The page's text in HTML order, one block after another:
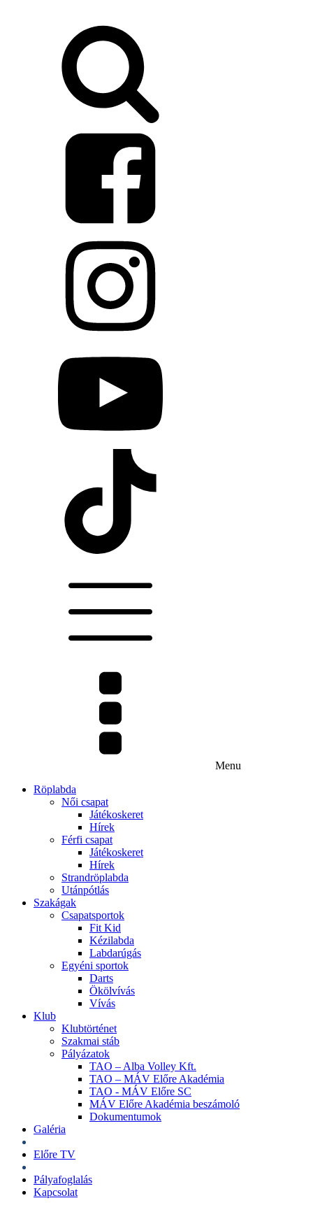
Menu
Röplabda
Női csapat
Játékoskeret
Hírek
Férfi csapat
Játékoskeret
Hírek
Strandröplabda
Utánpótlás
Szakágak
Csapatsportok
Fit Kid
Kézilabda
Labdarúgás
Egyéni sportok
Darts
Ökölvívás
Vívás
Klub
Klubtörténet
Szakmai stáb
Pályázatok
TAO – Alba Volley Kft.
TAO – MÁV Előre Akadémia
TAO - MÁV Előre SC
MÁV Előre Akadémia beszámoló
Dokumentumok
Galéria
Előre TV
Pályafoglalás
Kapcsolat